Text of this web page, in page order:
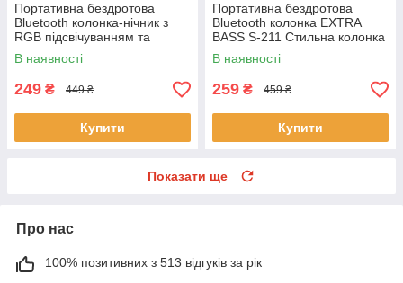
Портативна бездротова
Bluetooth колонка-нічник з
RGB підсвічуванням та
сенсорним керуванням EL-
543-33 Біла
В наявності
249 ₴ 449 ₴
Купити
Портативна бездротова
Bluetooth колонка EXTRA
BASS S-211 Стильна колонка
з мікрофоном та гучним
зв'язком
В наявності
259 ₴ 459 ₴
Купити
Показати ще
Про нас
100% позитивних з 513 відгуків за рік